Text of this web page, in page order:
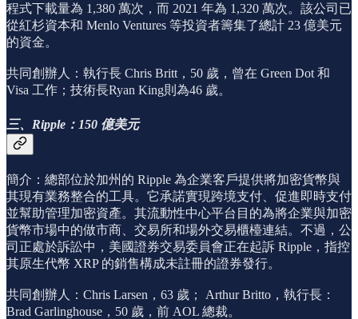
程式下載量為 1,380 萬次，而 2021 年為 1,320 萬次。該公司已
從紅杉資本和 Menlo Ventures 等投資者籌集了總計 23 億美元
的資金。
共同創辦人：執行長 Chris Britt，50 歲，曾在 Green Dot 和
Visa 工作；技術長Ryan King則為46 歲。
三、Ripple：150 億美元
簡介：總部位於加州的 Ripple 為企業客戶提供將加密貨幣與
其現有業務整合的工具。它承諾實現跨境支付、促進即時支付
並幫助管理加密資產。其流動性中心平台目的為將企業與加密
貨幣市場中的做市商、交易所和場外交易櫃檯連結。不過，公
司正處於訴訟中，美國證券交易委員會正在起訴 Ripple，指控
其原生代幣 XRP 的銷售構成未註冊的證券發行。
共同創辦人：Chris Larsen，63 歲； Arthur Britto，執行長：
Brad Garlinghouse，50 歲，前 AOL 總裁。